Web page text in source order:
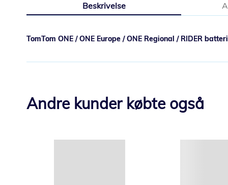
af
Beskrivelse
TomTom ONE / ONE Europe / ONE Regional / RIDER batteri
Andre kunder købte også